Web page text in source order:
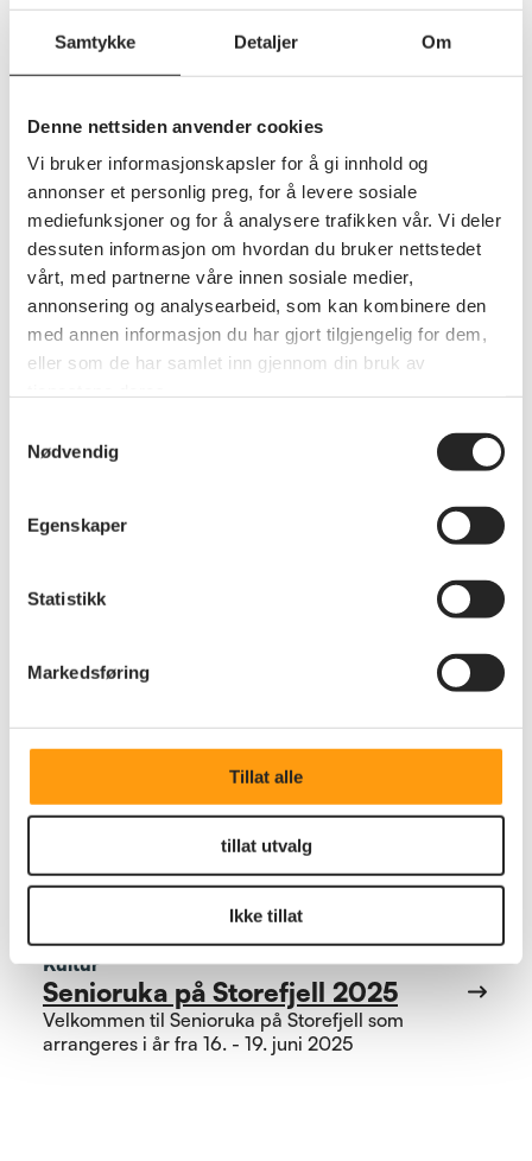
Samtykke Detaljer Om
Denne nettsiden anvender cookies
Vi bruker informasjonskapsler for å gi innhold og
annonser et personlig preg, for å levere sosiale
mediefunksjoner og for å analysere trafikken vår. Vi deler
dessuten informasjon om hvordan du bruker nettstedet
vårt, med partnerne våre innen sosiale medier,
annonsering og analysearbeid, som kan kombinere den
med annen informasjon du har gjort tilgjengelig for dem,
eller som de har samlet inn gjennom din bruk av
Nødvendig
Egenskaper
Statistikk
Markedsføring
Tillat alle
tillat utvalg
Ikke tillat
Folkehelsekonferanse - Fra
Interessante foredrag og god stemning på årets
folkehelse konferanse på Tyrifjord Turisthotell i
Kultur
Senioruka på Storefjell 2025
Velkommen til Senioruka på Storefjell som
arrangeres i år fra 16. - 19. juni 2025